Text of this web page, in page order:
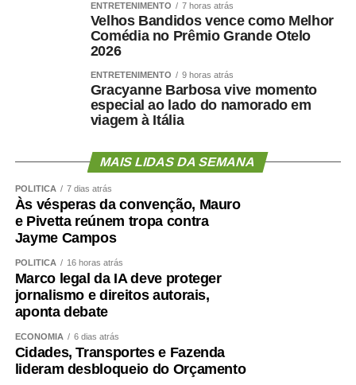
A advogada Marina Fragata Chicaro, representante da
Fundação Maria Cecília Souto Vidigal, ressaltou a
estratégia de construção do futuro de país. Ela lembrou
que, conforme amparo constitucional e legal, a criança
deve ser vista como prioridade absoluta. Assim, ponderou
orçamentários de forma mais “qualitativa e equitativa”.
— Há muito a fazer, mas temos avanços. E boa parte
deles têm a ver com os incentivos que o Orçamento tem
feito — registrou Marina Chicaro.
Diretor de Monitoramento, Avaliação e Manutenção da
Educação Básica do Ministério da Educação, Valdoir
Pedro Wathier reconheceu que a questão das creches e
quantidade e a localização das creches até a qualidade
do ensino ofertado para as crianças.
ENTRETENIMENTO 7 horas atrás
Velhos Bandidos vence como Melhor
Comédia no Prêmio Grande Otelo
2026
ENTRETENIMENTO 9 horas atrás
Gracyanne Barbosa vive momento
especial ao lado do namorado em
viagem à Itália
MAIS LIDAS DA SEMANA
POLÍTICA 7 dias atrás
Às vésperas da convenção, Mauro
e Pivetta reúnem tropa contra
Jayme Campos
POLÍTICA 16 horas atrás
Marco legal da IA deve proteger
jornalismo e direitos autorais,
aponta debate
ECONOMIA 6 dias atrás
Cidades, Transportes e Fazenda
lideram desbloqueio do Orçamento